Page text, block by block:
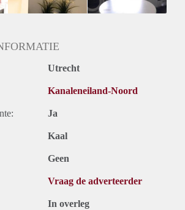
Utrecht
Kanaleneiland-Noord
Ja
Kaal
Geen
Vraag de adverteerder
In overleg